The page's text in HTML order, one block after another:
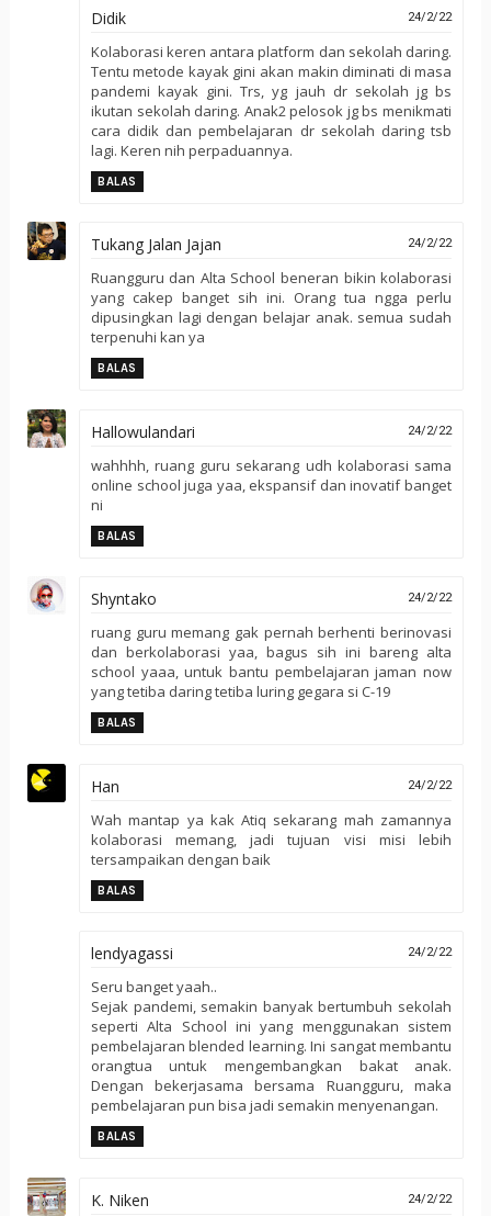
Didik 24/2/22
Kolaborasi keren antara platform dan sekolah daring.
Tentu metode kayak gini akan makin diminati di masa
pandemi kayak gini. Trs, yg jauh dr sekolah jg bs
ikutan sekolah daring. Anak2 pelosok jg bs menikmati
cara didik dan pembelajaran dr sekolah daring tsb
lagi. Keren nih perpaduannya.
BALAS
Tukang Jalan Jajan 24/2/22
Ruangguru dan Alta School beneran bikin kolaborasi
yang cakep banget sih ini. Orang tua ngga perlu
dipusingkan lagi dengan belajar anak. semua sudah
terpenuhi kan ya
BALAS
Hallowulandari 24/2/22
wahhhh, ruang guru sekarang udh kolaborasi sama
online school juga yaa, ekspansif dan inovatif banget
ni
BALAS
Shyntako 24/2/22
ruang guru memang gak pernah berhenti berinovasi
dan berkolaborasi yaa, bagus sih ini bareng alta
school yaaa, untuk bantu pembelajaran jaman now
yang tetiba daring tetiba luring gegara si C-19
BALAS
Han 24/2/22
Wah mantap ya kak Atiq sekarang mah zamannya
kolaborasi memang, jadi tujuan visi misi lebih
tersampaikan dengan baik
BALAS
lendyagassi 24/2/22
Seru banget yaah..
Sejak pandemi, semakin banyak bertumbuh sekolah
seperti Alta School ini yang menggunakan sistem
pembelajaran blended learning. Ini sangat membantu
orangtua untuk mengembangkan bakat anak.
Dengan bekerjasama bersama Ruangguru, maka
pembelajaran pun bisa jadi semakin menyenangan.
BALAS
K. Niken 24/2/22